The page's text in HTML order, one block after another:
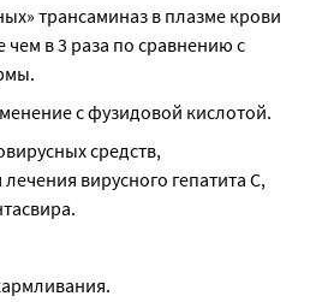
трансаминаз в плазме крови
чем в 3 раза по сравнению с
с фузидовой кислотой.
средств,
вирусного гепатита С,